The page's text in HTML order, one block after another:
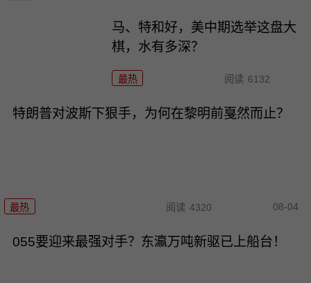
马、特和好，美中期选举这盘大
棋，水有多深？
最热 阅读 6132
特朗普对波斯下狠手，为何在黎明前戛然而止？
最热 阅读 4320 08-04
055要迎来最强对手？东瀛万吨新驱已上船台！